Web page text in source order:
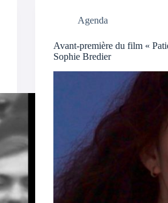
Agenda
Avant-première du film «
Sophie Bredier